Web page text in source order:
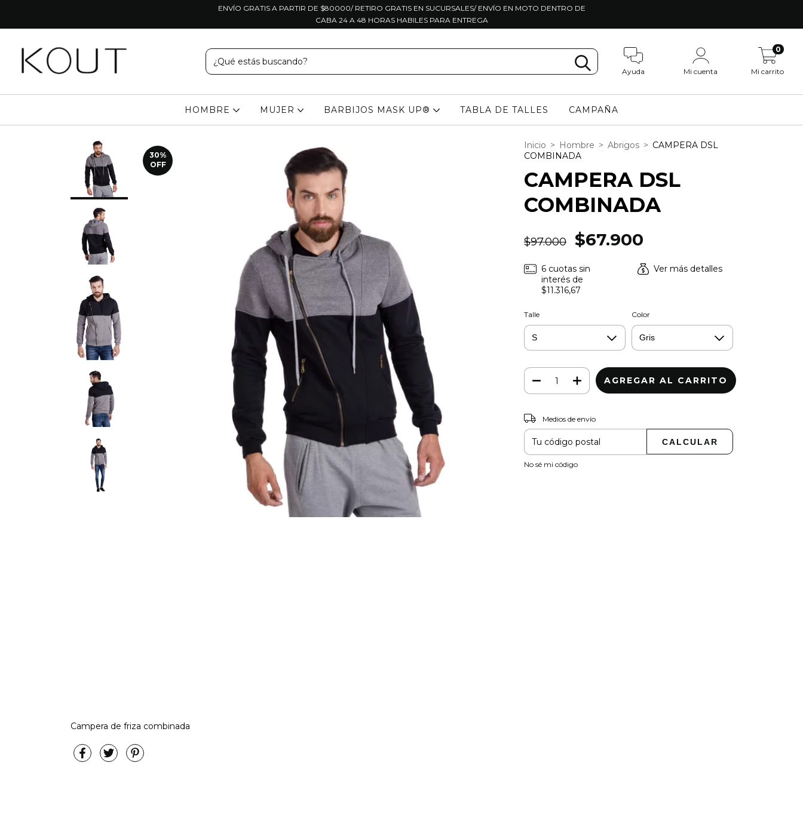
ENVÍO GRATIS A PARTIR DE $80000/ RETIRO GRATIS EN SUCURSALES/ ENVÍO EN MOTO DENTRO DE
CABA 24 A 48 HORAS HABILES PARA ENTREGA
Ayuda Mi cuenta Mi carrito
0
HOMBRE MUJER BARBIJOS MASK UP® TABLA DE TALLES CAMPAÑA
30%
OFF
Campera de friza combinada
Inicio > Hombre > Abrigos > CAMPERA DSL
COMBINADA
CAMPERA DSL
COMBINADA
$97.000 $67.900
6cuotas sin
interés de
$11.316,67
Ver más detalles
Talle Color
Entregas para el CP:
Medios de envío
CALCULAR
No sé mi código